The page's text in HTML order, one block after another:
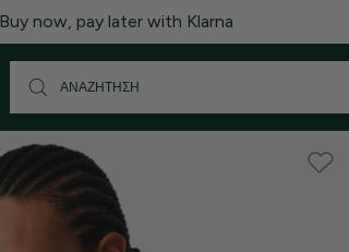
μικρή καθυστέρηση στις αποστολές.